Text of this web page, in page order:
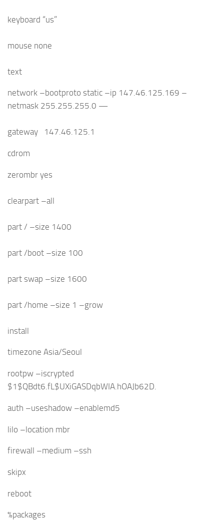
keyboard “us”
mouse none
text
network –bootproto static –ip 147.46.125.169 –
netmask 255.255.255.0 —
gateway 147.46.125.1
cdrom
zerombr yes
clearpart –all
part / –size 1400
part /boot –size 100
part swap –size 1600
part /home –size 1 –grow
install
timezone Asia/Seoul
rootpw –iscrypted
$1$QBdt6.fL$UXiGASDqbWIA.hOAJb62D.
auth –useshadow –enablemd5
lilo –location mbr
firewall –medium –ssh
skipx
reboot
%packages